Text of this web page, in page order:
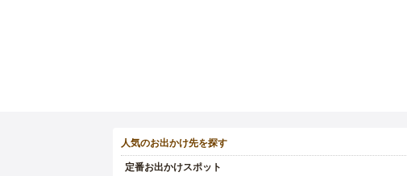
人気のお出かけ先を探す
定番お出かけスポット